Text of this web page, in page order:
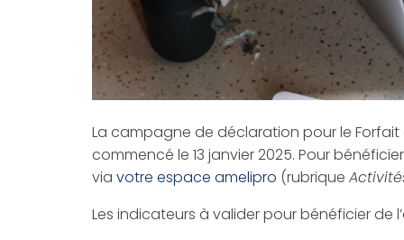
La campagne de déclaration pour le Forfait
commencé le 13 janvier 2025. Pour
via votre espace amelipro (rubrique
Les indicateurs à valider pour bénéficier de